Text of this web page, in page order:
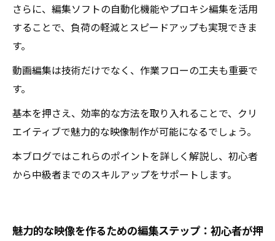
さらに、編集ソフトの自動化機能やプロキシ編集を活用
することで、負荷の軽減とスピードアップも実現できま
す。
動画編集は技術だけでなく、作業フローの工夫も重要で
す。
基本を押さえ、効率的な方法を取り入れることで、クリ
エイティブで魅力的な映像制作が可能になるでしょう。
本ブログではこれらのポイントを詳しく解説し、初心者
から中級者までのスキルアップをサポートします。
魅力的な映像を作るための編集ステップ：初心者が押